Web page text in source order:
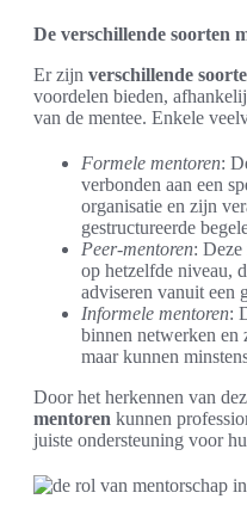
De verschillende soorten
Er zijn verschillende
voordelen bieden,
van de mentee. Enkele
Formele mentoren:
verbonden aan een
organisatie en zijn
gestructureerde
Peer-mentoren:
op hetzelfde niveau,
adviseren vanuit een
Informele mentoren:
binnen netwerken en
maar kunnen
Door het herkennen van
mentoren kunnen
juiste ondersteuning voor